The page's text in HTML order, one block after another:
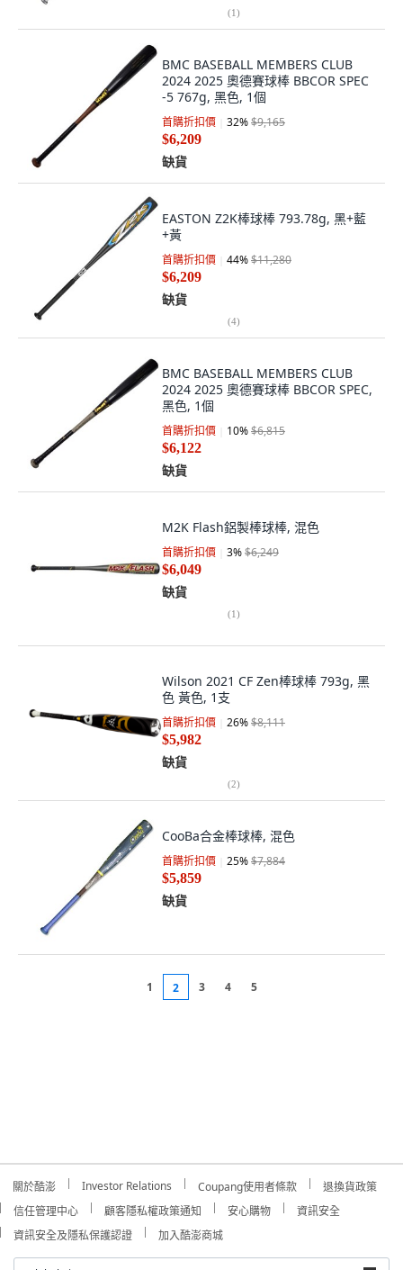
(1)
BMC BASEBALL MEMBERS CLUB
2024 2025 奧德賽球棒 BBCOR SPEC
-5 767g, 黑色, 1個
首購折扣價 32%$9,165
$6,209
缺貨
EASTON Z2K棒球棒 793.78g, 黑+藍
+黃
首購折扣價 44%$11,280
$6,209
缺貨
(4)
BMC BASEBALL MEMBERS CLUB
2024 2025 奧德賽球棒 BBCOR SPEC,
黑色, 1個
首購折扣價 10%$6,815
$6,122
缺貨
M2K Flash鋁製棒球棒, 混色
首購折扣價 3%$6,249
$6,049
缺貨
(1)
Wilson 2021 CF Zen棒球棒 793g, 黑
色 黃色, 1支
首購折扣價 26%$8,111
$5,982
缺貨
(2)
CooBa合金棒球棒, 混色
首購折扣價 25%$7,884
$5,859
缺貨
1 2 3 4 5
關於酷澎 Investor Relations Coupang使用者條款
退換貨政策
信任管理中心
顧客隱私權政策通知 安心購物
資訊安全
資訊安全及隱私保護認證
加入酷澎商城